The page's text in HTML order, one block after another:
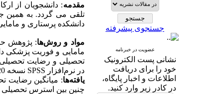
جستجوی پیشرفته
عضویت در خبرنامه
نشانی پست الکترونیک
خود را برای دریافت
اطلاعات و اخبار پایگاه،
در کادر زیر وارد کنید.
مقدمه: دانشجویان از
تلقی می گردد. به همین
دانشکده پرستاری و مامایی
مواد و روش‌ها‌
مامایی و فوریت پزشکی
تحصیلی و رضایت تحصیلی
در نرم‌افزار SPSS نسخه 20، تجزیه و تحلیل شدند.
یافته‌ها
چنین بین استرس تحصیلی